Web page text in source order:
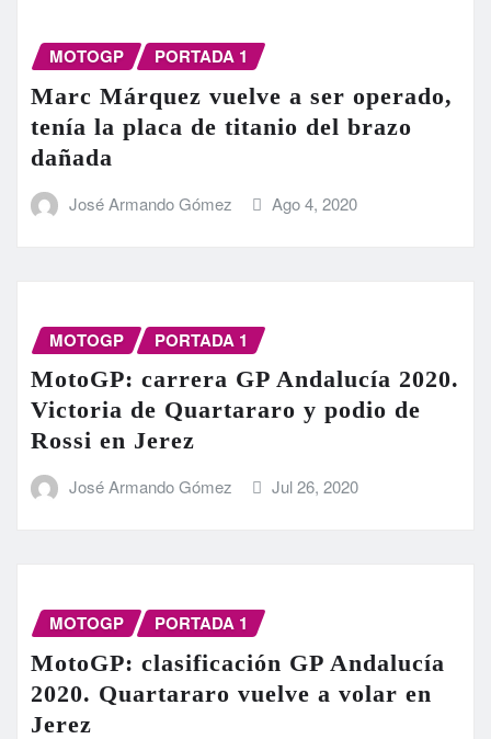
MOTOGP PORTADA 1
Marc Márquez vuelve a ser operado,
tenía la placa de titanio del brazo
dañada
José Armando Gómez Ago 4, 2020
MOTOGP PORTADA 1
MotoGP: carrera GP Andalucía 2020.
Victoria de Quartararo y podio de
Rossi en Jerez
José Armando Gómez Jul 26, 2020
MOTOGP PORTADA 1
MotoGP: clasificación GP Andalucía
2020. Quartararo vuelve a volar en
Jerez